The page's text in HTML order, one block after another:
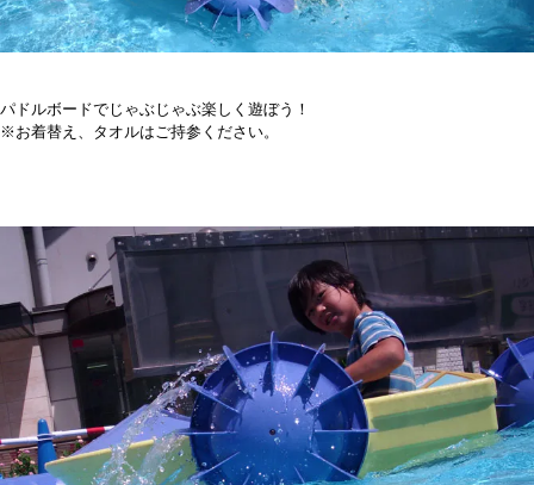
パドルボードでじゃぶじゃぶ楽しく遊ぼう！
※お着替え、タオルはご持参ください。